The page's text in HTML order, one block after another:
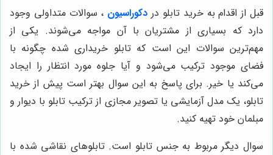
قبل از اقدام به خرید تابلو در دکوراسیون ، سوالات متداولی وجود
دارد که بسیاری از مشتریان با آن مواجه می‌شوند. یکی از
مهم‌ترین سوالات این است که تابلو خریداری شده چگونه با
فضای موجود ترکیب می‌شود و آیا جلوه مورد انتظار را ایجاد
می‌کند یا خیر. برای پاسخ به این سوال بهتر است پیش از خرید
تابلو، یک مدل آزمایشی یا تصویر مجازی از ترکیب تابلو با دیوار و
مبلمان خود تهیه کنید.
سوال دیگر مربوط به جنس تابلو است. تابلوهای نقاشی شده با